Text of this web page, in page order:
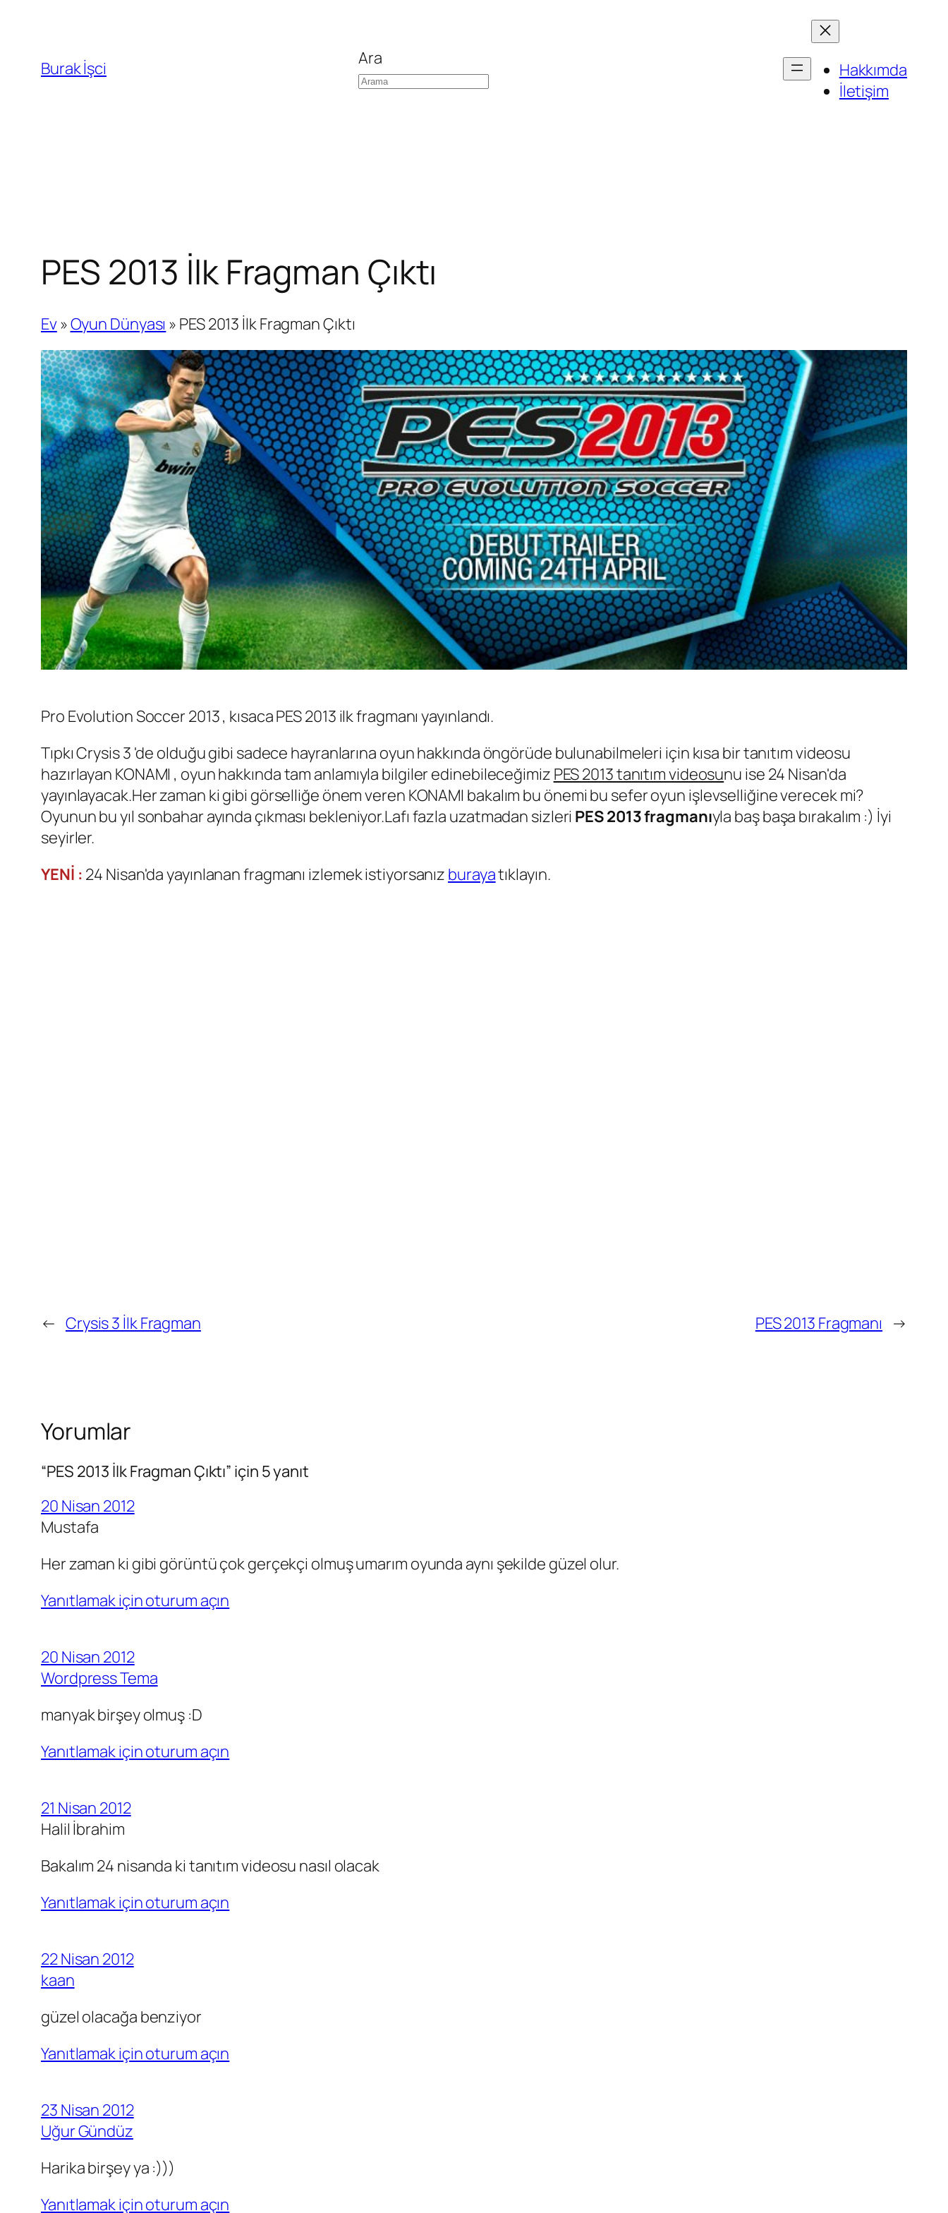
Burak İşci Ara
Hakkımda
İletişim
PES 2013 İlk Fragman Çıktı
Ev»Oyun Dünyası » PES 2013 İlk Fragman Çıktı
Pro Evolution Soccer 2013 , kısaca PES 2013 ilk fragmanı yayınlandı.
Tıpkı Crysis 3 'de olduğu gibi sadece hayranlarına oyun hakkında öngörüde bulunabilmeleri için kısa bir tanıtım videosu
hazırlayan KONAMI , oyun hakkında tam anlamıyla bilgiler edinebileceğimiz PES 2013 tanıtım videosunu ise 24 Nisan'da
yayınlayacak.Her zaman ki gibi görselliğe önem veren KONAMI bakalım bu önemi bu sefer oyun işlevselliğine verecek mi?
Oyunun bu yıl sonbahar ayında çıkması bekleniyor.Lafı fazla uzatmadan sizleri PES 2013 fragmanıyla baş başa bırakalım :) İyi
seyirler.
YENİ : 24 Nisan'da yayınlanan fragmanı izlemek istiyorsanız burayatıklayın.
← Crysis 3 İlk Fragman PES 2013 Fragmanı →
Yorumlar
“PES 2013 İlk Fragman Çıktı” için 5 yanıt
20 Nisan 2012
Mustafa
Her zaman ki gibi görüntü çok gerçekçi olmuş umarım oyunda aynı şekilde güzel olur.
Yanıtlamak için oturum açın
20 Nisan 2012
Wordpress Tema
manyak birşey olmuş :D
Yanıtlamak için oturum açın
21 Nisan 2012
Halil İbrahim
Bakalım 24 nisanda ki tanıtım videosu nasıl olacak
Yanıtlamak için oturum açın
22 Nisan 2012
kaan
güzel olacağa benziyor
Yanıtlamak için oturum açın
23 Nisan 2012
Uğur Gündüz
Harika birşey ya :)))
Yanıtlamak için oturum açın